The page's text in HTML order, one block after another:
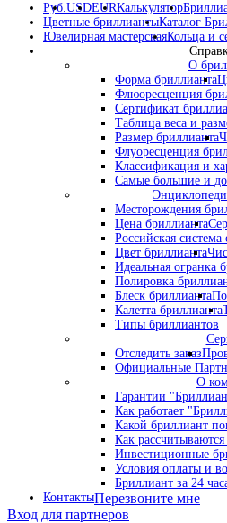
Руб.USDEURКалькулятор
Цветные бриллиантыКаталог
Ювелирная мастерскаяКольца и
О
Форма бриллианта
Флюоресценция
Сертификат
Таблица веса и
Размер бриллианта
Флуоресценция
Классификация и
Самые большие и
Месторождения
Цена бриллианта
Российская
Цвет бриллианта
Идеальная огранка
Полировка
Блеск бриллианта
Калетта бриллианта
Типы бриллиантов
Отследить заказ
Официальные
О
Гарантии
Как работает
Какой бриллиант
Как
Инвестиционные
Условия оплаты и
Бриллиант за 24
КонтактыПерезвоните мне
Вход для партнеров